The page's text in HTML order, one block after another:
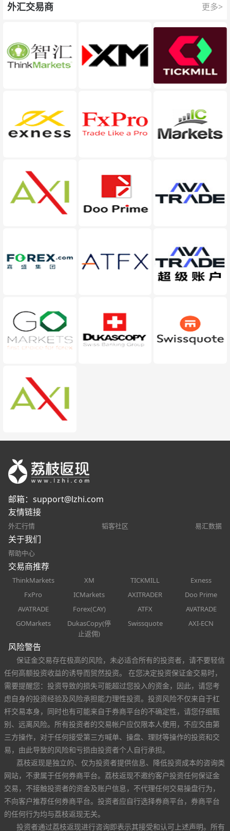
外汇交易商 更多>
邮箱： support@lzhi.com
友情链接
外汇行情 韬客社区 易汇数据
关于我们
帮助中心
交易商推荐
ThinkMarkets XM TICKMILL
Exness
FxPro
ICMarkets AXITRADER
Doo Prime
AVATRADE
Forex(CAY) ATFX
AVATRADE
GOMarkets
DukasCopy(停
止返佣)
Swissquote AXI-ECN
风险警告
保证金交易存在极高的风险，未必适合所有的投资者，请不要轻信
任何高额投资收益的诱导而贸然投资。 在您决定投资保证金交易时，
需要提醒您：投资导致的损失可能超过您投入的资金，因此，请您考
虑自身的投资经验及风险承担能力理性投资。投资风险不仅来自于杠
杆交易本身，同时也有可能来自于券商平台的不确定性，请您仔细甄
别、远离风险。所有投资者的交易帐户应仅限本人使用，不应交由第
三方操作，对于任何接受第三方喊单、操盘、理财等操作的投资和交
易，由此导致的风险和亏损由投资者个人自行承担。
荔枝返现是独立的、仅为投资者提供信息、降低投资成本的咨询类
网站，不隶属于任何券商平台。荔枝返现不邀约客户投资任何保证金
交易，不接触投资者的资金及账户信息，不代理任何交易操盘行为，
不向客户推荐任何券商平台。投资者应自行选择券商平台，券商平台
的任何行为均与荔枝返现无关。
投资者通过荔枝返现进行咨询即表示其接受和认可上述声明。所有